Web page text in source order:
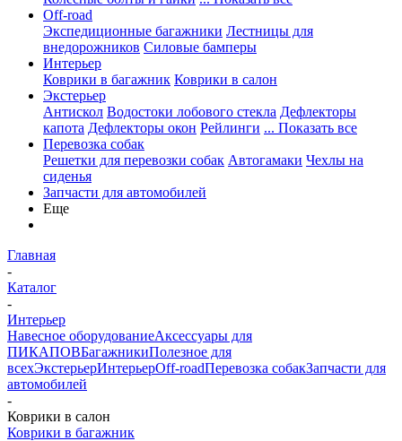
Off-road
Экспедиционные багажники Лестницы для
внедорожников Силовые бамперы
Интерьер
Коврики в багажник Коврики в салон
Экстерьер
Антискол Водостоки лобового стекла Дефлекторы
капота Дефлекторы окон Рейлинги ... Показать все
Перевозка собак
Решетки для перевозки собак Автогамаки Чехлы на
сиденья
Запчасти для автомобилей
Еще
Главная
-
Каталог
-
Интерьер
Навесное оборудованиеАксессуары для
ПИКАПОВБагажникиПолезное для
всехЭкстерьерИнтерьерOff-roadПеревозка собакЗапчасти для
автомобилей
-
Коврики в салон
Коврики в багажник